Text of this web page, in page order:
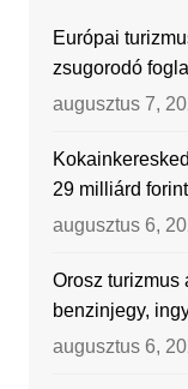
Európai
zsugorodó
augusztus 7,
29 milliárd
augusztus 6,
Orosz turizmus
benzinjegy,
augusztus 6,